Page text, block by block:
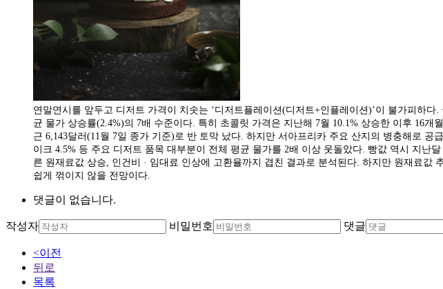
연말연시를 앞두고 디저트 가격이 치솟는 ‘디저트플레이션(디저트+인플레이션)’이 불가피하
균 물가 상승률(2.4%)의 7배 수준이다. 특히 초콜릿 가격은 지난해 7월 10.1% 상승한 이후 16
근 6,143달러(11월 7일 종가 기준)로 반 토막 났다. 하지만 서아프리카 주요 산지의 병충해로
이크 4.5% 등 주요 디저트 품목 대부분이 전체 평균 물가를 2배 이상 웃돌았다. 빵값 역시 지난
른 원재료값 상승, 인건비 · 임대료 인상에 고환율까지 겹친 결과로 분석된다. 하지만 원재료
쉽게 꺾이지 않을 전망이다.
댓글이 없습니다.
작성자 비밀번호 댓글
<이전
뒤로
목록